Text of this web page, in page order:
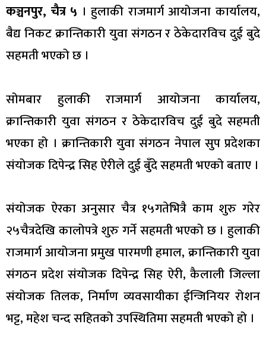
कञ्चनपुर, चैत्र ५ । हुलाकी राजमार्ग आयोजना कार्यालय,
बैद्य निकट क्रान्तिकारी युवा संगठन र ठेकेदारविच दुई बुदे
सहमती भएको छ ।
सोमबार हुलाकी राजमार्ग आयोजना कार्यालय,
क्रान्तिकारी युवा संगठन र ठेकेदारविच दुई बुदे सहमती
भएका हो । क्रान्तिकारी युवा संगठन नेपाल सुप प्रदेशका
संयोजक दिपेन्द्र सिह ऐरीले दुई बुँदे सहमती भएको बताए ।
संयोजक ऐरका अनुसार चैत्र १५गतेभित्रै काम शुरु गरेर
२५चैत्रदेखि कालोपत्रे शुरु गर्ने सहमती भएको छ । हुलाकी
राजमार्ग आयोजना प्रमुख पारमणी हमाल, क्रान्तिकारी युवा
संगठन प्रदेश संयोजक दिपेन्द्र सिह ऐरी, कैलाली जिल्ला
संयोजक तिलक, निर्माण व्यवसायीका ईन्जिनियर रोशन
भट्ट, महेश चन्द सहितको उपस्थितिमा सहमती भएको हो ।